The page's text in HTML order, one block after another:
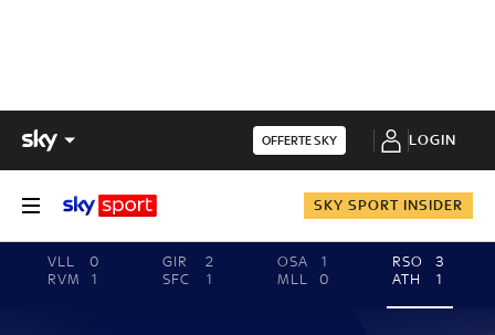
OFFERTE SKY LOGIN
SKY SPORT INSIDER
VLL
0
RVM
1
GIR
2
SFC
1
OSA
1
MLL
0
RSO
3
ATH
1